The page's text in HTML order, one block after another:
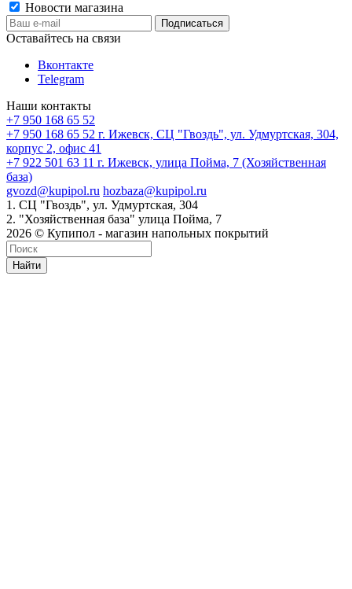
Новости магазина
Оставайтесь на связи
Вконтакте
Telegram
Наши контакты
+7 950 168 65 52
+7 950 168 65 52 г. Ижевск, СЦ "Гвоздь", ул. Удмуртская, 304,
корпус 2, офис 41
+7 922 501 63 11 г. Ижевск, улица Пойма, 7 (Хозяйственная
база)
gvozd@kupipol.ru hozbaza@kupipol.ru
1. СЦ "Гвоздь", ул. Удмуртская, 304
2. "Хозяйственная база" улица Пойма, 7
2026 © Купипол - магазин напольных покрытий
Найти